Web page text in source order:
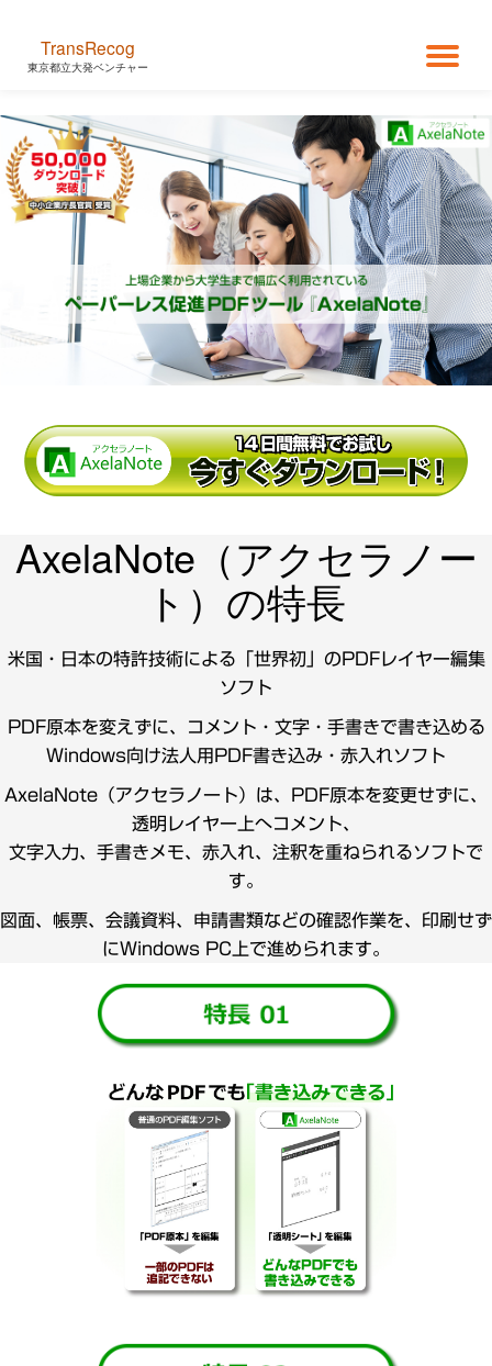
ン
へ
ス
キ
ナ
ビ
ゲ
ー
シ
ョ
ン
を
切
り
え
TransRecog
東京都立大発ベンチャー
AxelaNote（アクセラノー
ト）の特長
米国・日本の特許技術による「世界初」のPDFレイヤー編集
ソフト
PDF原本を変えずに、コメント・文字・手書きで書き込める
Windows向け法人用PDF書き込み・赤入れソフト
AxelaNote（アクセラノート）は、PDF原本を変更せずに、
透明レイヤー上へコメント、
文字入力、手書きメモ、赤入れ、注釈を重ねられるソフトで
す。
図面、帳票、会議資料、申請書類などの確認作業を、印刷せず
にWindows PC上で進められます。